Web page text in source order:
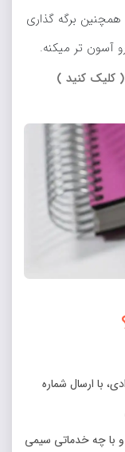
برگه گذاری
آسون تر میکنه.
کلیک کنید )
با ارسال شماره
با چه خدماتی سیمی